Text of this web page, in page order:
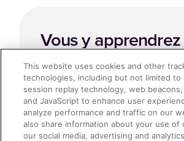
Vous y apprendrez
Pourquoi l’alignement
aujourd’hui plus important
Comment vous assurer de
This website uses cookies and other
technologies, including but not limited to
session replay technology, web
and JavaScript to enhance user
analyze performance and traffic on our
also share information about your use of
our social media, advertising and